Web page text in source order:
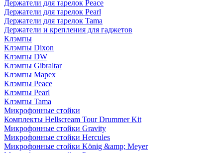
Держатели для тарелок Peace
Держатели для тарелок Pearl
Держатели для тарелок Tama
Держатели и крепления для гаджетов
Клэмпы
Клэмпы Dixon
Клэмпы DW
Клэмпы Gibraltar
Клэмпы Mapex
Клэмпы Peace
Клэмпы Pearl
Клэмпы Tama
Микрофонные стойки
Комплекты Hellscream Tour Drummer Kit
Микрофонные стойки Gravity
Микрофонные стойки Hercules
Микрофонные стойки König &amp; Meyer